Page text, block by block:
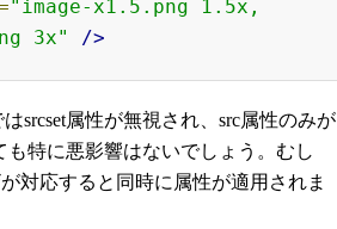
"image-x1.5.png 1.5x,
3x"
/>
srcset属性が無視され、src属性のみが
も特に悪影響はないでしょう。むし
対応すると同時に属性が適用されま